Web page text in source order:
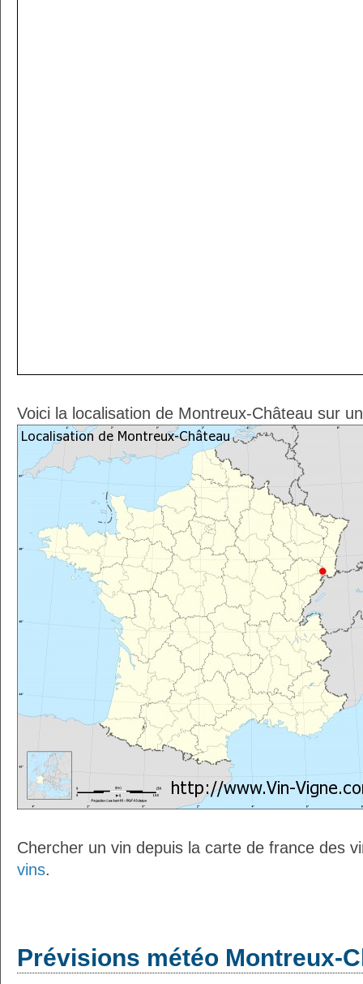
Voici la localisation de Montreux-Château sur
Chercher un vin depuis la carte de france des
vins.
Prévisions météo Montreux-